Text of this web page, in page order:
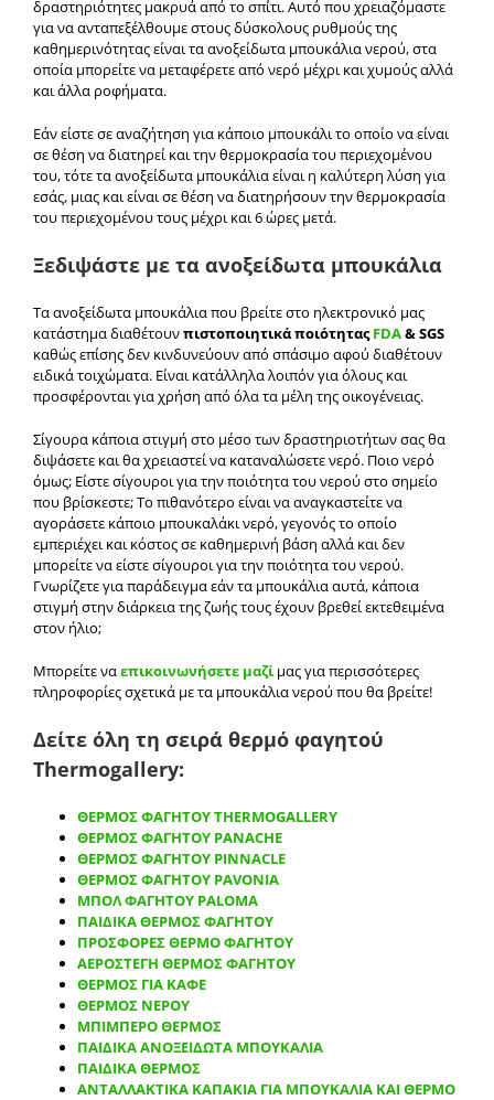
δραστηριότητες μακρυά από το σπίτι. Αυτό που χρειαζόμαστε
για να ανταπεξέλθουμε στους δύσκολους ρυθμούς της
καθημερινότητας είναι τα ανοξείδωτα μπουκάλια νερού, στα
οποία μπορείτε να μεταφέρετε από νερό μέχρι και χυμούς αλλά
και άλλα ροφήματα.
Εάν είστε σε αναζήτηση για κάποιο μπουκάλι το οποίο να είναι
σε θέση να διατηρεί και την θερμοκρασία του περιεχομένου
του, τότε τα ανοξείδωτα μπουκάλια είναι η καλύτερη λύση για
εσάς, μιας και είναι σε θέση να διατηρήσουν την θερμοκρασία
του περιεχομένου τους μέχρι και 6 ώρες μετά.
Ξεδιψάστε με τα ανοξείδωτα μπουκάλια
Τα ανοξείδωτα μπουκάλια που βρείτε στο ηλεκτρονικό μας
κατάστημα διαθέτουνπιστοποιητικά ποιότηταςFDA& SGS
καθώς επίσης δεν κινδυνεύουν από σπάσιμο αφού διαθέτουν
ειδικά τοιχώματα. Είναι κατάλληλα λοιπόν για όλους και
προσφέρονται για χρήση από όλα τα μέλη της οικογένειας.
Σίγουρα κάποια στιγμή στο μέσο των δραστηριοτήτων σας θα
διψάσετε και θα χρειαστεί να καταναλώσετε νερό. Ποιο νερό
όμως; Είστε σίγουροι για την ποιότητα του νερού στο σημείο
που βρίσκεστε; Το πιθανότερο είναι να αναγκαστείτε να
αγοράσετε κάποιο μπουκαλάκι νερό, γεγονός το οποίο
εμπεριέχει και κόστος σε καθημερινή βάση αλλά και δεν
μπορείτε να είστε σίγουροι για την ποιότητα του νερού.
Γνωρίζετε για παράδειγμα εάν τα μπουκάλια αυτά, κάποια
στιγμή στην διάρκεια της ζωής τους έχουν βρεθεί εκτεθειμένα
στον ήλιο;
Μπορείτε ναεπικοινωνήσετε μαζί μας για περισσότερες
πληροφορίες σχετικά με τα μπουκάλια νερού που θα βρείτε!
Δείτε όλη τη σειρά θερμό φαγητού
Thermogallery:
ΘΕΡΜΟΣ ΦΑΓΗΤΟΥ THERMOGALLERY
ΘΕΡΜΟΣ ΦΑΓΗΤΟΥ PANACHE
ΘΕΡΜΟΣ ΦΑΓΗΤΟΥ PINNACLE
ΘΕΡΜΟΣ ΦΑΓΗΤΟΥ PAVONIA
ΜΠΟΛ ΦΑΓΗΤΟΥ PALOMA
ΠΑΙΔΙΚΑ ΘΕΡΜΟΣ ΦΑΓΗΤΟΥ
ΠΡΟΣΦΟΡΕΣ ΘΕΡΜΟ ΦΑΓΗΤΟΥ
ΑΕΡΟΣΤΕΓΗ ΘΕΡΜΟΣ ΦΑΓΗΤΟΥ
ΘΕΡΜΟΣ ΓΙΑ ΚΑΦΕ
ΘΕΡΜΟΣ ΝΕΡΟΥ
ΜΠΙΜΠΕΡΟ ΘΕΡΜΟΣ
ΠΑΙΔΙΚΑ ΑΝΟΞΕΙΔΩΤΑ ΜΠΟΥΚΑΛΙΑ
ΠΑΙΔΙΚΑ ΘΕΡΜΟΣ
ΑΝΤΑΛΛΑΚΤΙΚΑ ΚΑΠΑΚΙΑ ΓΙΑ ΜΠΟΥΚΑΛΙΑ ΚΑΙ ΘΕΡΜΟ